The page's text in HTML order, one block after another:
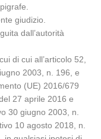
giudizio.
dall’autorità
di cui all’articolo 52,
2003, n. 196, e
(UE) 2016/679
27 aprile 2016 e
30 giugno 2003, n.
10 agosto 2018, n.